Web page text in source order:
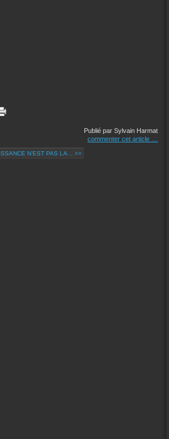
Publié par Sylvain Harmat
commenter cet article
N’EST PAS LA... >>